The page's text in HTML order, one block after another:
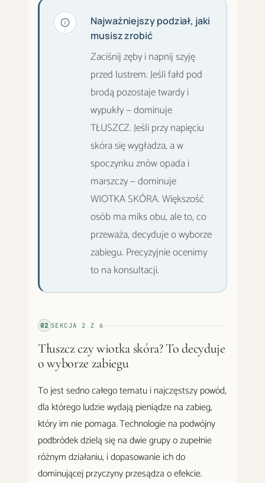
Najważniejszy podział, jaki
musisz zrobić
Zaciśnij zęby i napnij szyję
przed lustrem. Jeśli fałd pod
brodą pozostaje twardy i
wypukły — dominuje
TŁUSZCZ. Jeśli przy napięciu
skóra się wygładza, a w
spoczynku znów opada i
marszczy — dominuje
WIOTKA SKÓRA. Większość
osób ma miks obu, ale to, co
przeważa, decyduje o wyborze
zabiegu. Precyzyjnie ocenimy
to na konsultacji.
02 SEKCJA 2 Z6
Tłuszcz czy wiotka skóra? To decyduje
o wyborze zabiegu
To jest sedno całego tematu i najczęstszy powód,
dla którego ludzie wydają pieniądze na zabieg,
który im nie pomaga. Technologie na podwójny
podbródek dzielą się na dwie grupy o zupełnie
różnym działaniu, i dopasowanie ich do
dominującej przyczyny przesądza o efekcie.